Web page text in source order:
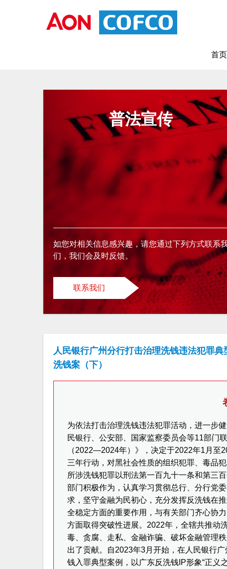
首页
普法宣传
如您对相关信息感兴趣，请您通过下列方式联系
们，我们会及时反馈。
联系我们
人民银行广州分行打击治理洗钱违法犯罪
洗钱案（下）
为依法打击治理洗钱违法犯罪活动，进一步
民银行、公安部、国家监察委员会等11部门
（2022—2024年）》，决定于2022年1月至
三年行动，对黑社会性质的组织犯罪、毒品
所涉洗钱犯罪以刑法第一百九十一条和第三
部门积极作为，认真学习贯彻总行、分行党
求，坚守金融为民初心，充分发挥反洗钱在
全稳定方面的重要作用，与有关部门齐心协
方面取得突破性进展。2022年，全辖共推动
毒、贪腐、走私、金融诈骗、破坏金融管理
出了贡献。自2023年3月开始，在人民银行
钱入罪典型案例，以广东反洗钱IP形象“正义